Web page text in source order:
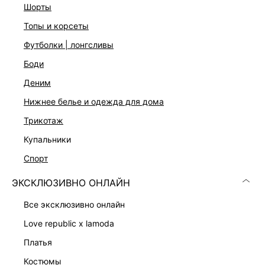
шорты
топы и корсеты
футболки | лонгсливы
боди
деним
нижнее белье и одежда для дома
трикотаж
купальники
спорт
ЭКСКЛЮЗИВНО ОНЛАЙН
все эксклюзивно онлайн
love republic x lamoda
платья
костюмы
Два цвета: белый и черный
стандартному размеру
ДОСТАВКА И ВОЗВРАТ
Скачать
в AppStore